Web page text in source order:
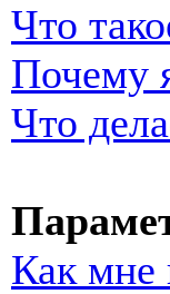
Что
Почему
Что
Как мне